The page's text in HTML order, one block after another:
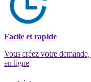
Facile et rapide
Vous créez votre
en ligne